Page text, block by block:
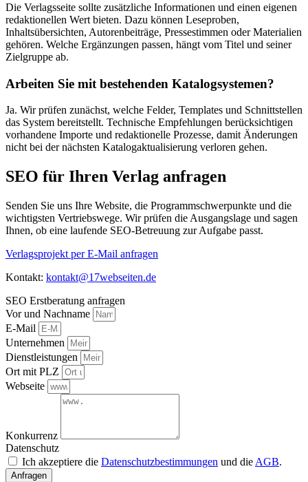
Die Verlagsseite sollte zusätzliche Informationen und einen eigenen
redaktionellen Wert bieten. Dazu können Leseproben,
Inhaltsübersichten, Autorenbeiträge, Pressestimmen oder Materialien
gehören. Welche Ergänzungen passen, hängt vom Titel und seiner
Zielgruppe ab.
Arbeiten Sie mit bestehenden Katalogsystemen?
Ja. Wir prüfen zunächst, welche Felder, Templates und Schnittstellen
das System bereitstellt. Technische Empfehlungen berücksichtigen
vorhandene Importe und redaktionelle Prozesse, damit Änderungen
nicht bei der nächsten Katalogaktualisierung verloren gehen.
SEO für Ihren Verlag anfragen
Senden Sie uns Ihre Website, die Programmschwerpunkte und die
wichtigsten Vertriebswege. Wir prüfen die Ausgangslage und sagen
Ihnen, ob eine laufende SEO-Betreuung zur Aufgabe passt.
Verlagsprojekt per E-Mail anfragen
Kontakt: kontakt@17webseiten.de
SEO Erstberatung anfragen
Vor und Nachname
E-Mail
Unternehmen
Dienstleistungen
Ort mit PLZ
Webseite
Konkurrenz
Datenschutz
Ich akzeptiere die Datenschutzbestimmungen und die AGB.
Anfragen